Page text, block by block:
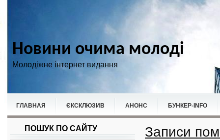
Новини очима молоді
Молодіжне інтернет видання
ГЛАВНАЯ ЄКСКЛЮЗИВ АНОНС БУНКЕР-ІNFO
НОВИНИ СПОРТ
ПОШУК ПО САЙТУ Записи